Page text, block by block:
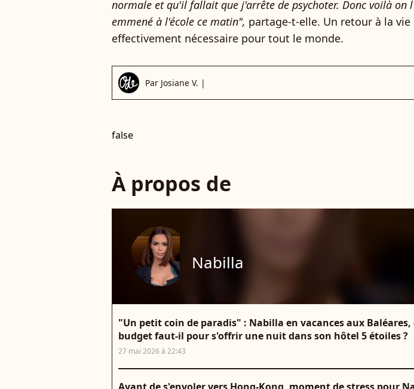
normale et qu'il fallait que j'arrête de psychoter. Donc voilà on
emmené à l'école ce matin", partage-t-elle. Un retour à la
effectivement nécessaire pour tout le monde.
Par Josiane V. |
false
À propos de
Nabilla
"Un petit coin de paradis" : Nabilla en vacances aux Baléares,
budget faut-il pour s'offrir une nuit dans son hôtel 5 étoiles ?
27 mai 2026 à 22:43